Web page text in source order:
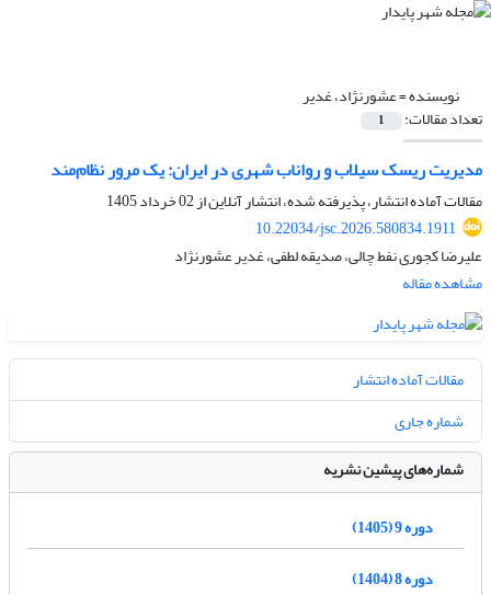
نویسنده =عشورنژاد، غدیر
تعداد مقالات: 1
مدیریت ریسک سیلاب و رواناب شهری در ایران: یک مرور نظام‌مند
مقالات آماده انتشار، پذیرفته شده، انتشار آنلاین از02 خرداد 1405
10.22034/jsc.2026.580834.1911
علیرضا کجوری نفط چالی، صدیقه لطفی، غدیر عشورنژاد
مشاهده مقاله
مقالات آماده انتشار
شماره جاری
شماره‌های پیشین نشریه
دوره 9 (1405)
دوره 8 (1404)